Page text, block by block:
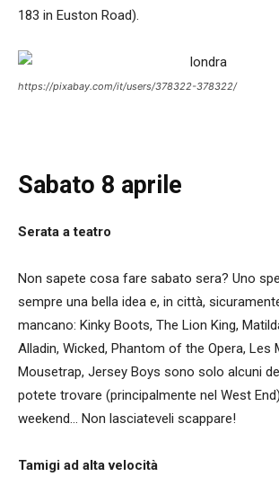
183 in Euston Road).
https://pixabay.com/it/users/378322-378322/
Sabato 8 aprile
Serata a teatro
Non sapete cosa fare sabato sera? Uno
sempre una bella idea e, in città,
mancano: Kinky Boots, The Lion King,
Alladin, Wicked, Phantom of the Opera, Les
Mousetrap, Jersey Boys sono solo alcuni
potete trovare (principalmente nel West
weekend… Non lasciateveli scappare!
Tamigi ad alta velocità